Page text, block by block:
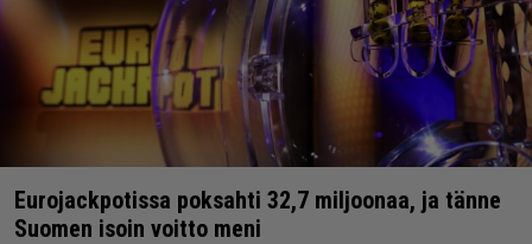
Eurojackpotissa poksahti 32,7 miljoonaa, ja tänne
Suomen isoin voitto meni